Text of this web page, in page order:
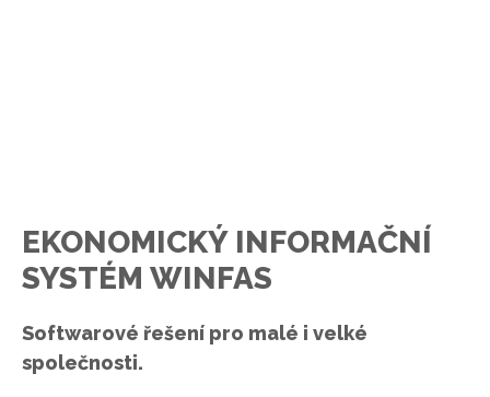
EKONOMICKÝ INFORMAČNÍ
SYSTÉM WINFAS
Softwarové řešení pro malé i velké
společnosti.